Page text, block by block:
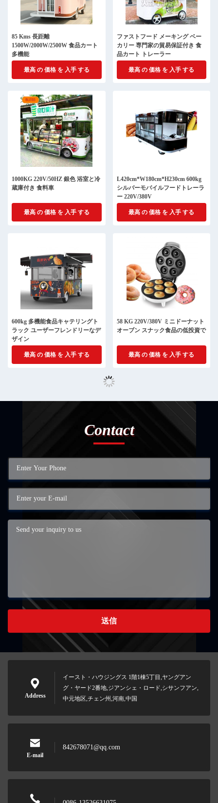
85 Kms 長距離
1500W/2000W/2500W 食品カート
多機能
最高 の 価格 を 入手 する
ファストフード メーキング ベー
カリー 専門家の貿易保証付き 食
品カート トレーラー
最高 の 価格 を 入手 する
1000KG 220V/50HZ 銀色 浴室と冷
蔵庫付き 食料車
最高 の 価格 を 入手 する
L420cm*W180cm*H230cm 600kg
シルバーモバイルフードトレーラ
ー 220V/380V
最高 の 価格 を 入手 する
600kg 多機能食品キャテリングト
ラック ユーザーフレンドリーなデ
ザイン
最高 の 価格 を 入手 する
58 KG 220V/380V ミニドーナット
オーブン スナック食品の低投資で
最高 の 価格 を 入手 する
Contact
送信
Address
イースト・ハウジングス 1階1棟5丁目,ヤングアン
グ・ヤード2番地,ジアンシェ・ロード,シサンフアン,
中元地区,チェン州,河南,中国
E-mail
842678071@qq.com